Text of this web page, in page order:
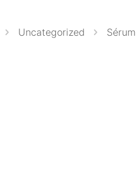
Uncategorized